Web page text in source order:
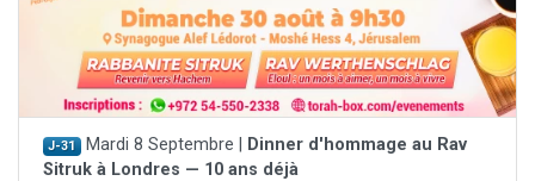
J-31 Mardi 8 Septembre |
Dinner d'hommage au Rav
Sitruk à Londres — 10 ans déjà